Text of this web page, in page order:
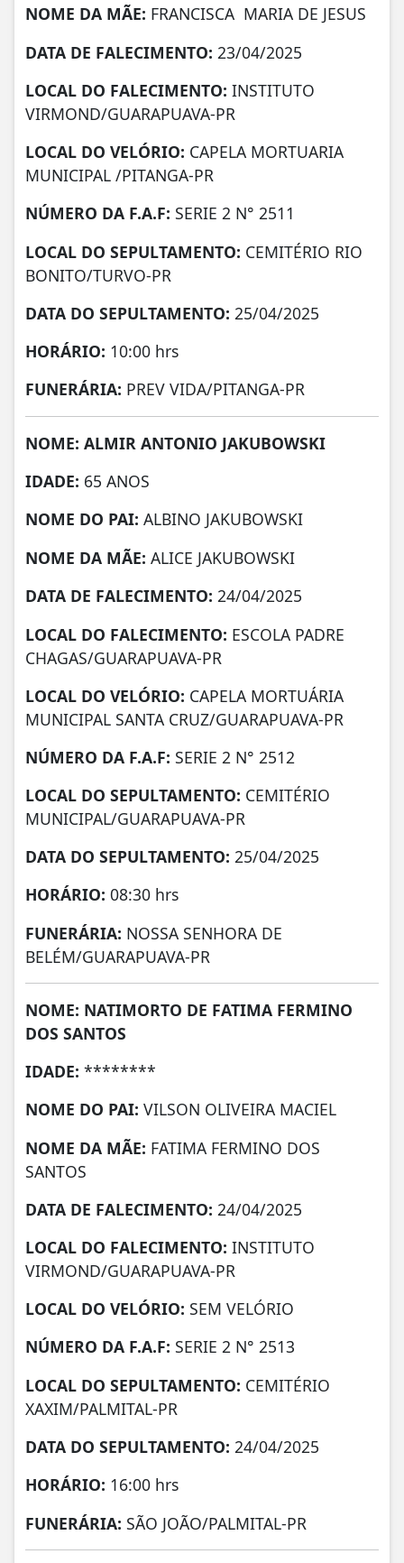
NOME DA MÃE: FRANCISCA MARIA DE JESUS
DATA DE FALECIMENTO: 23/04/2025
LOCAL DO FALECIMENTO: INSTITUTO
VIRMOND/GUARAPUAVA-PR
LOCAL DO VELÓRIO: CAPELA MORTUARIA
MUNICIPAL /PITANGA-PR
NÚMERO DA F.A.F: SERIE 2 N° 2511
LOCAL DO SEPULTAMENTO: CEMITÉRIO RIO
BONITO/TURVO-PR
DATA DO SEPULTAMENTO: 25/04/2025
HORÁRIO: 10:00 hrs
FUNERÁRIA: PREV VIDA/PITANGA-PR
NOME: ALMIR ANTONIO JAKUBOWSKI
IDADE: 65 ANOS
NOME DO PAI: ALBINO JAKUBOWSKI
NOME DA MÃE: ALICE JAKUBOWSKI
DATA DE FALECIMENTO: 24/04/2025
LOCAL DO FALECIMENTO: ESCOLA PADRE
CHAGAS/GUARAPUAVA-PR
LOCAL DO VELÓRIO: CAPELA MORTUÁRIA
MUNICIPAL SANTA CRUZ/GUARAPUAVA-PR
NÚMERO DA F.A.F: SERIE 2 N° 2512
LOCAL DO SEPULTAMENTO: CEMITÉRIO
MUNICIPAL/GUARAPUAVA-PR
DATA DO SEPULTAMENTO: 25/04/2025
HORÁRIO: 08:30 hrs
FUNERÁRIA: NOSSA SENHORA DE
BELÉM/GUARAPUAVA-PR
NOME: NATIMORTO DE FATIMA FERMINO
DOS SANTOS
IDADE: ********
NOME DO PAI: VILSON OLIVEIRA MACIEL
NOME DA MÃE: FATIMA FERMINO DOS
SANTOS
DATA DE FALECIMENTO: 24/04/2025
LOCAL DO FALECIMENTO: INSTITUTO
VIRMOND/GUARAPUAVA-PR
LOCAL DO VELÓRIO: SEM VELÓRIO
NÚMERO DA F.A.F: SERIE 2 N° 2513
LOCAL DO SEPULTAMENTO: CEMITÉRIO
XAXIM/PALMITAL-PR
DATA DO SEPULTAMENTO: 24/04/2025
HORÁRIO: 16:00 hrs
FUNERÁRIA: SÃO JOÃO/PALMITAL-PR